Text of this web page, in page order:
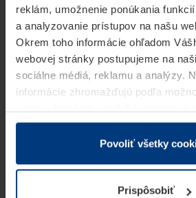
reklám, umožnenie ponúkania
a analyzovanie prístupov na našu
Okrem toho informácie ohľadom
webovej stránky postupujeme na
sociálne médiá, reklamu a analýzy.
informácie zhromažďujú podľa
v rámci Vášho využívania služieb.
Z právneho hľadiska môžeme
prevádzku tejto stránky. Pre všetky
potrebujeme Vaše povolenie. Vaše
Povoliť všetky
Prispôsobiť